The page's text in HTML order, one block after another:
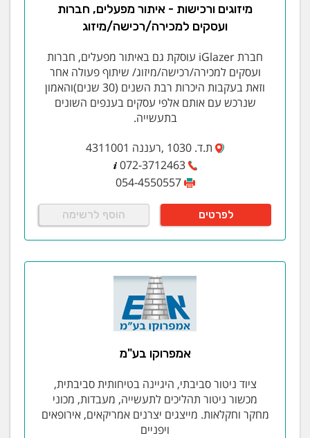
מיזוגים ורכישות - איתור מפעלים, חברות
ועסקים למכירה/רכישה/מיזוג
חברת iGlazer עוסקת גם באיתור מפעלים, חברות
ועסקים למכירה/רכישה/מיזוג/ שיתוף פעולה אחר
וזאת בעקבות היכרות רבת השנים (30 שנים)והאמון
שנרכש עם אותם אלפי עסקים בענפים השונים
בתעשייה.
ת.ד. 1030 ,רעננה 4311001
072-3712463
054-4550557
לפרטים הוסף לרשימה
אמפרוקו בע"מ
ציוד ניטור סביבתי, היגיינה בטיחותית סביבתית,
מכשור ניטור תהליכים לתעשייה, מעבדות, מכוני
מחקר וחקלאות. מייצגים יצרנים אמריקאים, אירופאים
ויפניים